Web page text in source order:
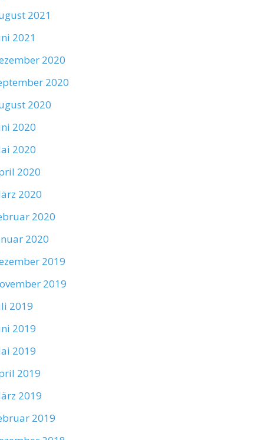
2021
2021
2020
2020
2020
2020
2020
2020
2020
2020
2020
2019
2019
2019
2019
2019
2019
2019
2019